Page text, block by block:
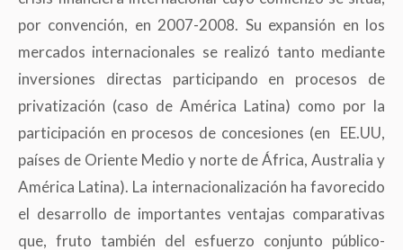
por convención, en 2007-2008. Su expansión en los
mercados internacionales se realizó tanto mediante
inversiones directas participando en procesos de
privatización (caso de América Latina) como por la
participación en procesos de concesiones (en EE.UU,
países de Oriente Medio y norte de África, Australia y
América Latina). La internacionalización ha favorecido
el desarrollo de importantes ventajas comparativas
que, fruto también del esfuerzo conjunto público-